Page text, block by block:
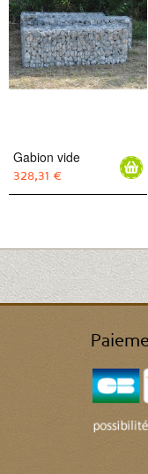
Gabion vide
328,31 €